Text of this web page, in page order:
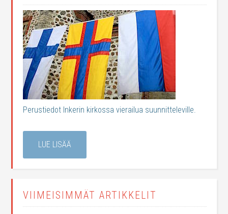
Perustiedot Inkerin kirkossa vierailua suunnitteleville.
LUE LISÄÄ
VIIMEISIMMÄT ARTIKKELIT